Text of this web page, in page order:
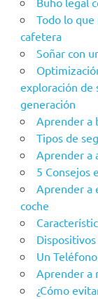
Todo lo
cafetera
Soñar con
exploración de
generación
Aprender a
Tipos de
Aprender a
5 Consejos
Aprender a
coche
Un
Aprender a
¿Cómo